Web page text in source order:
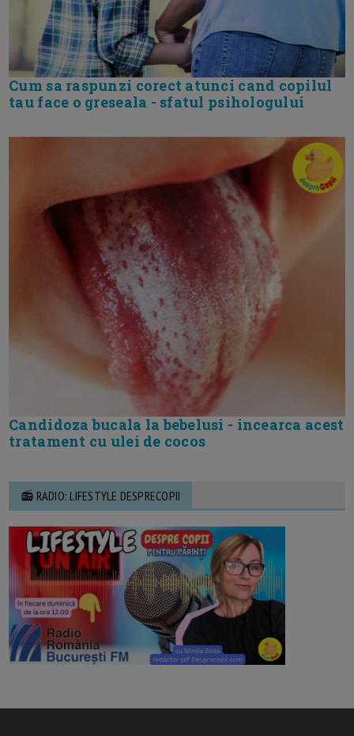
Cum sa raspunzi corect atunci cand copilul
tau face o greseala - sfatul psihologului
Candidoza bucala la bebelusi - incearca acest
tratament cu ulei de cocos
📻 RADIO: LIFESTYLE DESPRECOPII